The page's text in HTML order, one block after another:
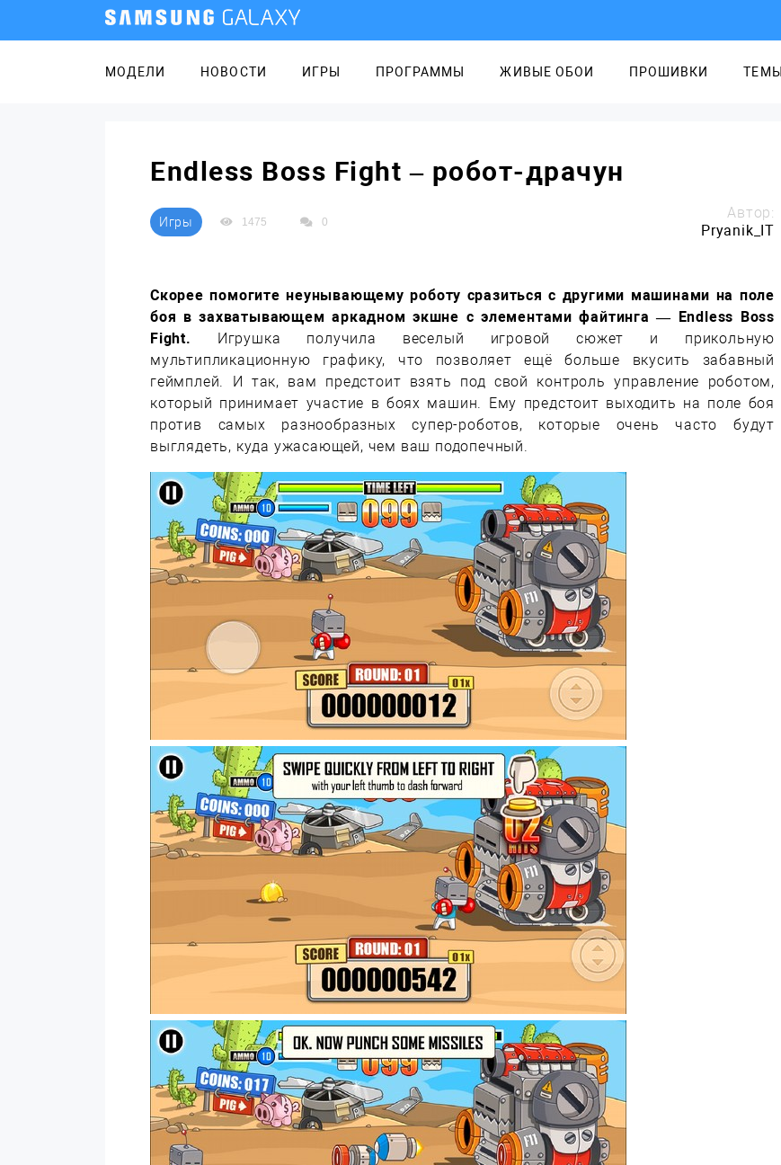
МОДЕЛИ НОВОСТИ ИГРЫ ПРОГРАММЫ ЖИВЫЕ ОБОИ ПРОШИВКИ ТЕМЫ
Endless Boss Fight – робот-драчун
Игры 1475 0
Автор:
Pryanik_IT
Скорее помогите неунывающему роботу сразиться с другими машинами на поле
боя в захватывающем аркадном экшне с элементами файтинга — Endless Boss
Fight. Игрушка получила веселый игровой сюжет и прикольную
мультипликационную графику, что позволяет ещё больше вкусить забавный
геймплей. И так, вам предстоит взять под свой контроль управление роботом,
который принимает участие в боях машин. Ему предстоит выходить на поле боя
против самых разнообразных супер-роботов, которые очень часто будут
выглядеть, куда ужасающей, чем ваш подопечный.